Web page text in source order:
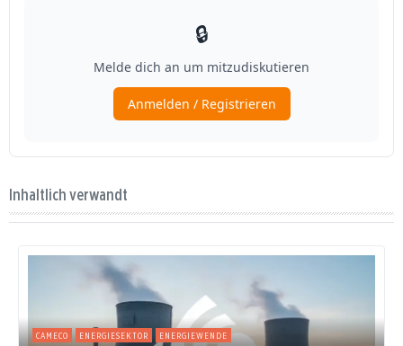
Inhaltlich verwandt
CAMECO ENERGIESEKTOR ENERGIEWENDE